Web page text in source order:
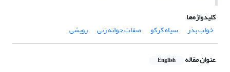
کلیدواژه‌ها
خواب بذر
سیاه کرکو صفات جوانه زنی رویشی
عنوان مقاله English